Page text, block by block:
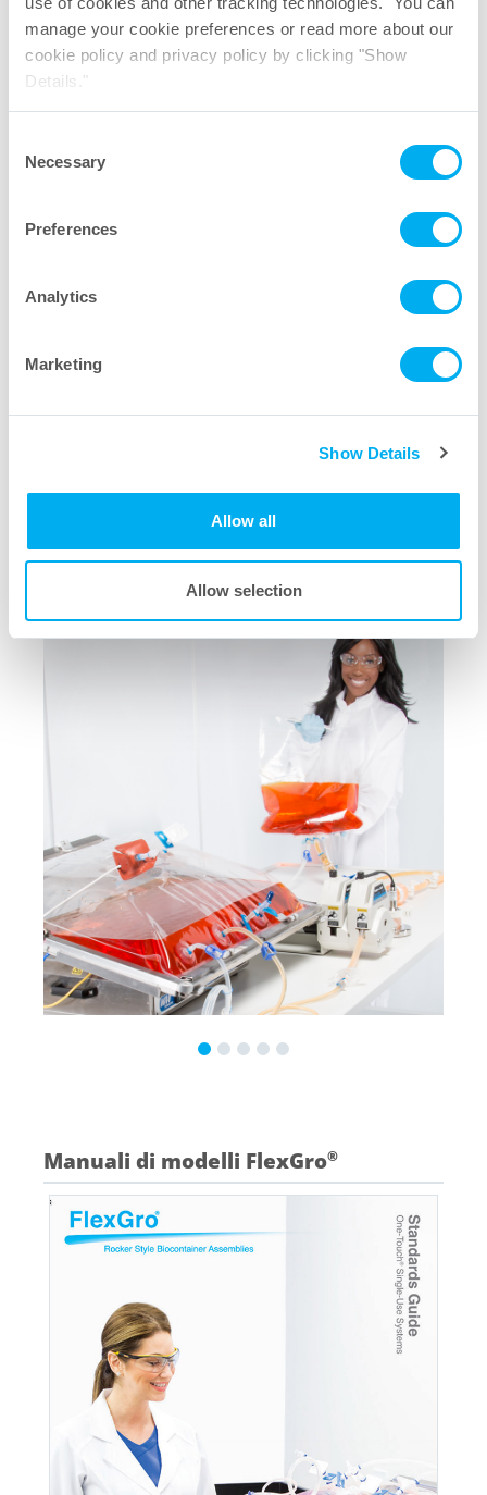
manage your cookie preferences or read more about our
cookie policy and privacy policy by clicking "Show
Details."
Selection
Necessary
Preferences
Analytics
Marketing
Show Details
Allow all
Allow selection
ai nostri esperti del settore.
Manuali di modelli FlexGro®